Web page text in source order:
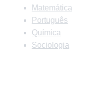
Matemática
Português
Química
Sociologia